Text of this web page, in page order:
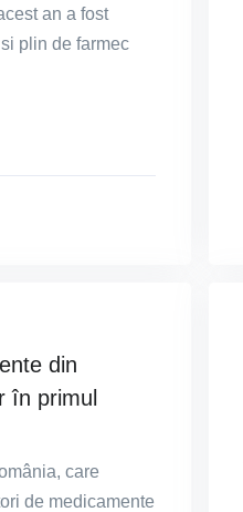
an a fost
plin de farmec
din
în primul
care
de medicamente